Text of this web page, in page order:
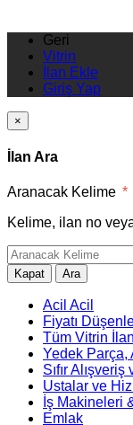
Geri
Vitrin
İlan Ekle
Giriş Yap
×
İlan Ara
Aranacak Kelime *
Kelime, ilan no
Kapat Ara
Acil Acil
Fiyatı
Tüm Vitrin
Yedek Parça,
Sıfır Alışveriş
Ustalar ve
İş Makineleri
Emlak